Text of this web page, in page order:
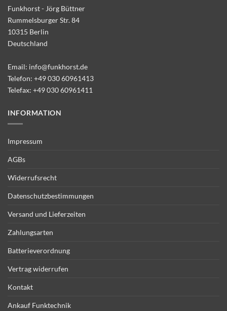
Funkhorst - Jörg Büttner
Rummelsburger Str. 84
10315 Berlin
Deutschland
Email: info@funkhorst.de
Telefon: +49 030 60961413
Telefax: +49 030 60961411
INFORMATION
Impressum
AGBs
Widerrufsrecht
Datenschutzbestimmungen
Versand und Lieferzeiten
Zahlungsarten
Batterieverordnung
Vertrag widerrufen
Kontakt
Ankauf Funktechnik